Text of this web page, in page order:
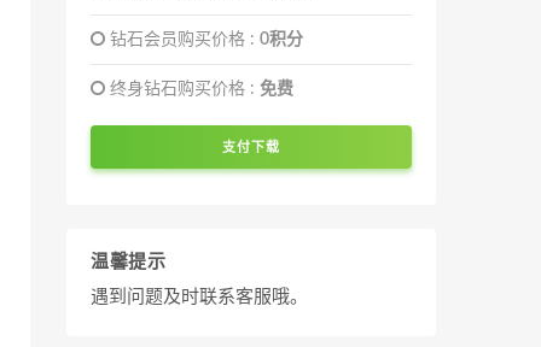
钻石会员购买价格 : 0积分
终身钻石购买价格 : 免费
支付下载
温馨提示
遇到问题及时联系客服哦。